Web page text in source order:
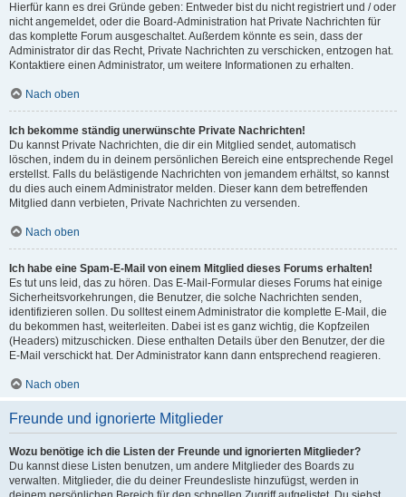
Hierfür kann es drei Gründe geben: Entweder bist du nicht registriert und / oder
nicht angemeldet, oder die Board-Administration hat Private Nachrichten für
das komplette Forum ausgeschaltet. Außerdem könnte es sein, dass der
Administrator dir das Recht, Private Nachrichten zu verschicken, entzogen hat.
Kontaktiere einen Administrator, um weitere Informationen zu erhalten.
Nach oben
Ich bekomme ständig unerwünschte Private Nachrichten!
Du kannst Private Nachrichten, die dir ein Mitglied sendet, automatisch
löschen, indem du in deinem persönlichen Bereich eine entsprechende Regel
erstellst. Falls du belästigende Nachrichten von jemandem erhältst, so kannst
du dies auch einem Administrator melden. Dieser kann dem betreffenden
Mitglied dann verbieten, Private Nachrichten zu versenden.
Nach oben
Ich habe eine Spam-E-Mail von einem Mitglied dieses Forums erhalten!
Es tut uns leid, das zu hören. Das E-Mail-Formular dieses Forums hat einige
Sicherheitsvorkehrungen, die Benutzer, die solche Nachrichten senden,
identifizieren sollen. Du solltest einem Administrator die komplette E-Mail, die
du bekommen hast, weiterleiten. Dabei ist es ganz wichtig, die Kopfzeilen
(Headers) mitzuschicken. Diese enthalten Details über den Benutzer, der die
E-Mail verschickt hat. Der Administrator kann dann entsprechend reagieren.
Nach oben
Freunde und ignorierte Mitglieder
Wozu benötige ich die Listen der Freunde und ignorierten Mitglieder?
Du kannst diese Listen benutzen, um andere Mitglieder des Boards zu
verwalten. Mitglieder, die du deiner Freundesliste hinzufügst, werden in